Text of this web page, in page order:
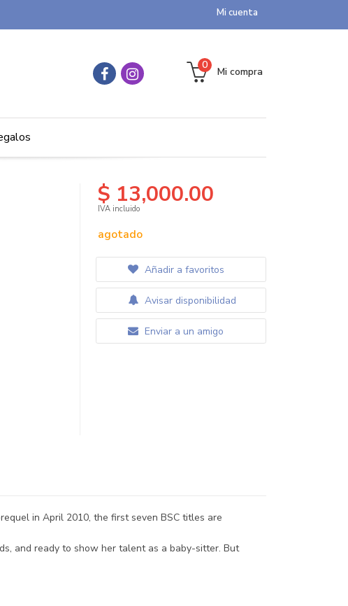
Mi cuenta
Mi compra
0
$ 13,000.00
IVA incluido
agotado
Añadir a favoritos
Avisar disponibilidad
Enviar a un amigo
in April 2010, the first seven BSC titles are
and ready to show her talent as a baby-sitter. But